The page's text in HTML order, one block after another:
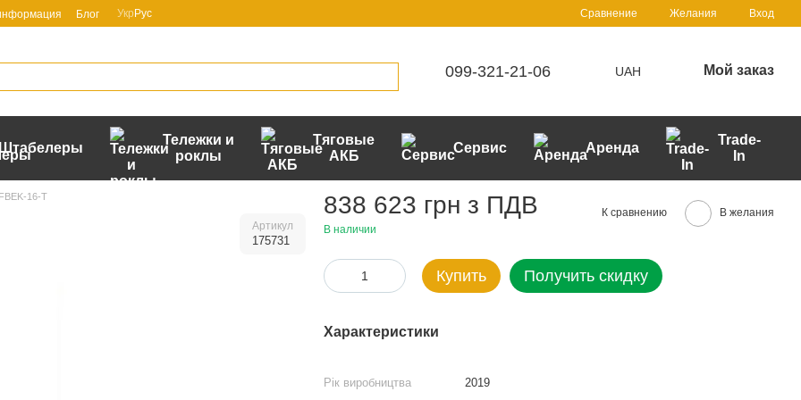
Блог Укр Рус Сравнение Желания Вход
099-321-21-06 UAH Мой заказ
Штабелеры
Тележки и
роклы
Тяговые
АКБ
Сервис Аренда
Trade-
In
16-T
Артикул
175731
838 623 грн з ПДВ
В наличии
К сравнению В желания
Купить Получить скидку
Характеристики
Рік виробництва
2019